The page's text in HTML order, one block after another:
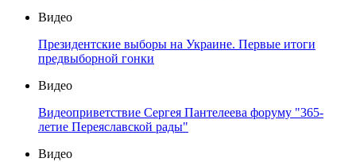
Видео
Президентские выборы на Украине. Первые итоги
предвыборной гонки
Видео
Видеоприветствие Сергея Пантелеева форуму "365-
летие Переяславской рады"
Видео